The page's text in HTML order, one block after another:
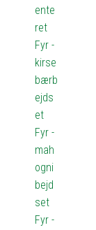
ente
ret
Fyr -
kirse
bærb
ejds
et
Fyr -
mah
ogni
bejd
set
Fyr -